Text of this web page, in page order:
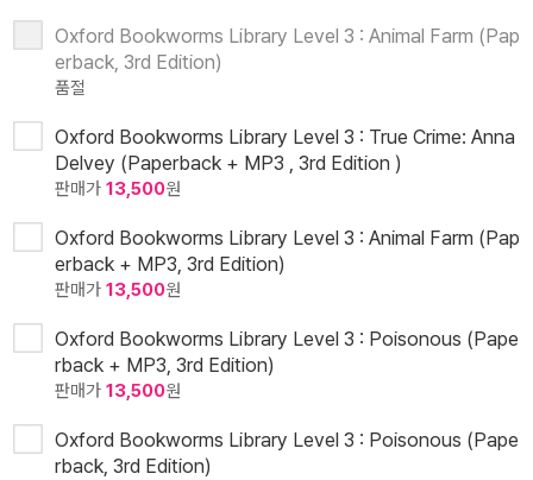
Oxford Bookworms Library Level 3 : Animal Farm (Pap
erback, 3rd Edition)
품절
Oxford Bookworms Library Level 3 : True Crime: Anna
Delvey (Paperback + MP3 , 3rd Edition )
판매가 13,500원
Oxford Bookworms Library Level 3 : Animal Farm (Pap
erback + MP3, 3rd Edition)
판매가 13,500원
Oxford Bookworms Library Level 3 : Poisonous (Pape
rback + MP3, 3rd Edition)
판매가 13,500원
Oxford Bookworms Library Level 3 : Poisonous (Pape
rback, 3rd Edition)